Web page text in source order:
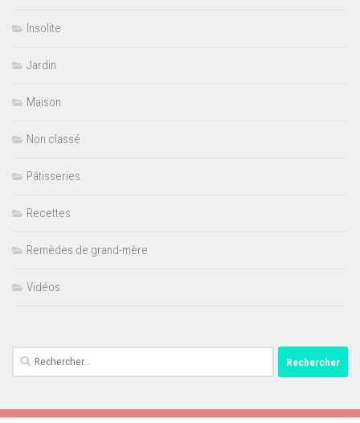
Insolite
Jardin
Maison
Non classé
Pâtisseries
Recettes
Remèdes de grand-mère
Vidéos
Rechercher :